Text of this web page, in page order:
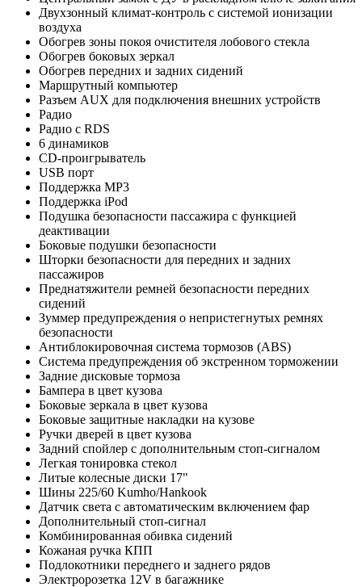
Двухзонный климат-контроль с системой ионизации
воздуха
Обогрев зоны покоя очистителя лобового стекла
Обогрев боковых зеркал
Обогрев передних и задних сидений
Маршрутный компьютер
Разъем AUX для подключения внешних устройств
Радио
Радио с RDS
6 динамиков
CD-проигрыватель
USB порт
Поддержка MP3
Поддержка iPod
Подушка безопасности пассажира с функцией
деактивации
Боковые подушки безопасности
Шторки безопасности для передних и задних
пассажиров
Преднатяжители ремней безопасности передних
сидений
Зуммер предупреждения о непристегнутых ремнях
безопасности
Антиблокировочная система тормозов (ABS)
Система предупреждения об экстренном торможении
Задние дисковые тормоза
Бампера в цвет кузова
Боковые зеркала в цвет кузова
Боковые защитные накладки на кузове
Ручки дверей в цвет кузова
Задний спойлер с дополнительным стоп-сигналом
Легкая тонировка стекол
Литые колесные диски 17"
Шины 225/60 Kumho/Hankook
Датчик света с автоматическим включением фар
Дополнительный стоп-сигнал
Комбинированная обивка сидений
Кожаная ручка КПП
Подлокотники переднего и заднего рядов
Электророзетка 12V в багажнике